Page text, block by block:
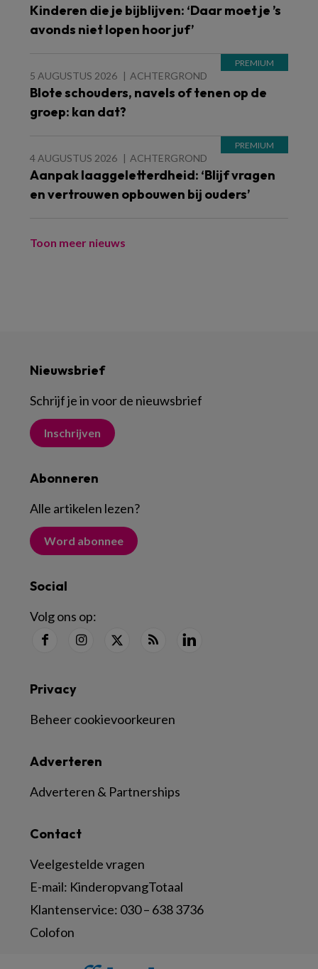
Kinderen die je bijblijven: ‘Daar moet je ’s
avonds niet lopen hoor juf’
5 AUGUSTUS 2026 ACHTERGROND
Blote schouders, navels of tenen op de
groep: kan dat?
4 AUGUSTUS 2026 ACHTERGROND
Aanpak laaggeletterdheid: ‘Blijf vragen
en vertrouwen opbouwen bij ouders’
Toon meer nieuws
Nieuwsbrief
Schrijf je in voor de nieuwsbrief
Inschrijven
Abonneren
Alle artikelen lezen?
Word abonnee
Social
Volg ons op:
Contact
Veelgestelde vragen
E-mail: KinderopvangTotaal
Klantenservice: 030 – 638 3736
Colofon
Adverteren
Adverteren & Partnerships
Privacy
Beheer cookievoorkeuren